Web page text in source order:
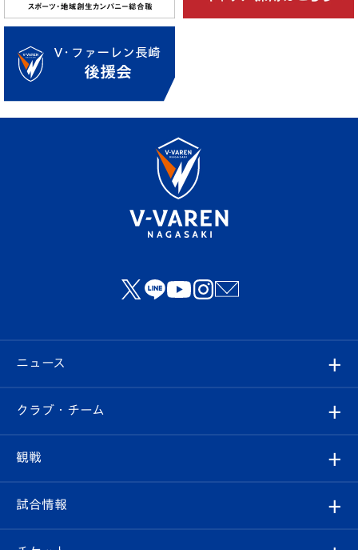
ニュース
すべて
クラブ
試合情報
クラブ・チーム
クラブ概要
観戦
観戦ルール
試合情報